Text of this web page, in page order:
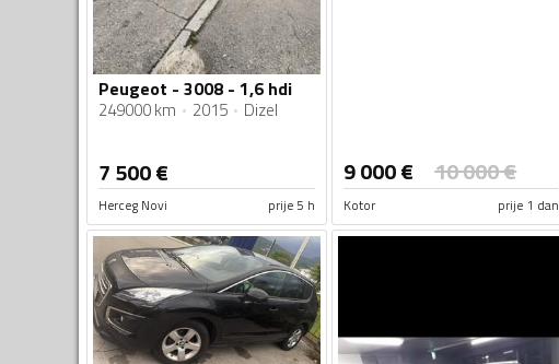
Peugeot - 3008 - 1,6 hdi
249000 km 2015 Dizel
7 500€
Herceg Novi prije 5 h
9 000€ 10 000€
Kotor prije 1 dan